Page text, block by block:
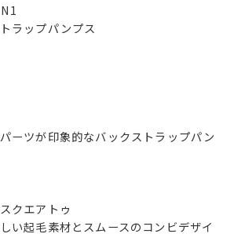
ラップパンプス
ーツが印象的なバックストラップパン
クエアトゥ
い起毛素材とスムースのコンビデザイ